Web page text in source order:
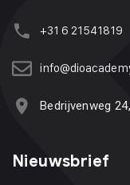
+31 6 21541819
Bedrijvenweg
Nieuwsbrief